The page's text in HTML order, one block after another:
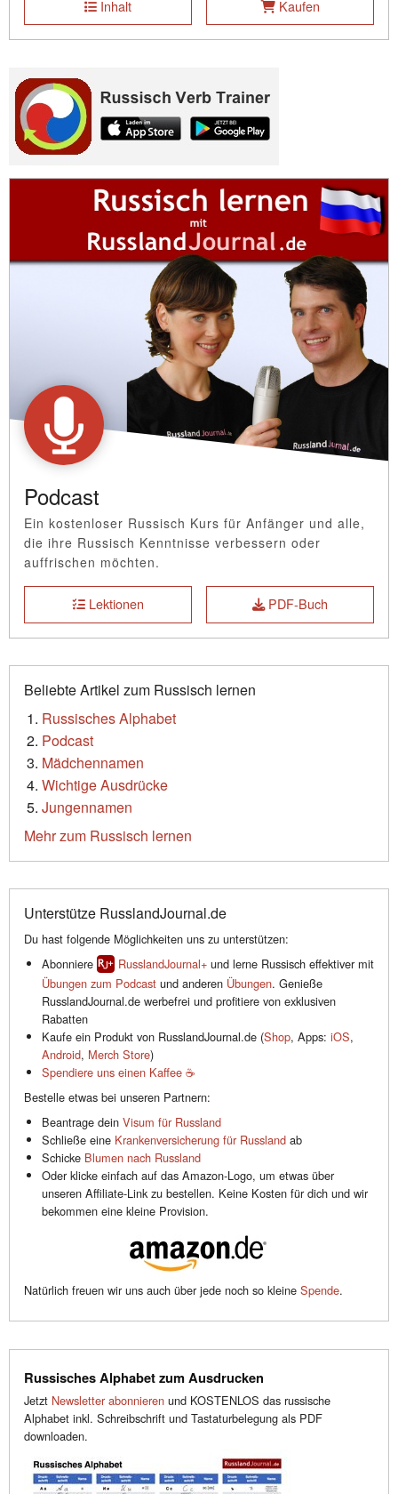
Inhalt Kaufen
Podcast
Ein kostenloser Russisch Kurs für Anfänger und alle,
die ihre Russisch Kenntnisse verbessern oder
auffrischen möchten.
Lektionen PDF-Buch
Beliebte Artikel zum Russisch lernen
Russisches Alphabet
Podcast
Mädchennamen
Wichtige Ausdrücke
Jungennamen
Mehr zum Russisch lernen
Unterstütze RusslandJournal.de
Du hast folgende Möglichkeiten uns zu unterstützen:
Abonniere
RusslandJournal+ und lerne Russisch effektiver mit
Übungen zum Podcast und anderen Übungen. Genieße
RusslandJournal.de werbefrei und profitiere von exklusiven
Rabatten
Kaufe ein Produkt von RusslandJournal.de (Shop, Apps: iOS,
Android, Merch Store)
Spendiere uns einen Kaffee ☕️
Bestelle etwas bei unseren Partnern:
Beantrage dein Visum für Russland
Schließe eine Krankenversicherung für Russland ab
Schicke Blumen nach Russland
Oder klicke einfach auf das Amazon-Logo, um etwas über
unseren Affiliate-Link zu bestellen. Keine Kosten für dich und wir
bekommen eine kleine Provision.
Natürlich freuen wir uns auch über jede noch so kleine Spende.
Russisches Alphabet zum Ausdrucken
Jetzt Newsletter abonnieren und KOSTENLOS das russische
Alphabet inkl. Schreibschrift und Tastaturbelegung als PDF
downloaden.